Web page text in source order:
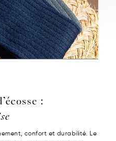
:
confort et durabilité. Le